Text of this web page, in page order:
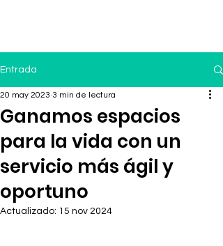
Entrada
Ganamos espacios
para la vida con un
servicio más ágil y
oportuno
20 may 2023 3 min de lectura
Actualizado: 15 nov 2024